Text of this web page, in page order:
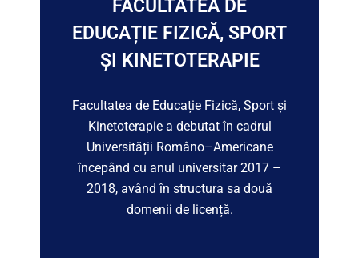
FACULTATEA DE
EDUCAȚIE FIZICĂ, SPORT
ȘI KINETOTERAPIE
Facultatea de Educație Fizică, Sport și
Kinetoterapie a debutat în cadrul
Universității Româno–Americane
începând cu anul universitar 2017 –
2018, având în structura sa două
domenii de licență.